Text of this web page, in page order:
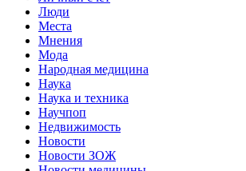
Люди
Места
Мнения
Мода
Народная медицина
Наука
Наука и техника
Научпоп
Недвижимость
Новости
Новости ЗОЖ